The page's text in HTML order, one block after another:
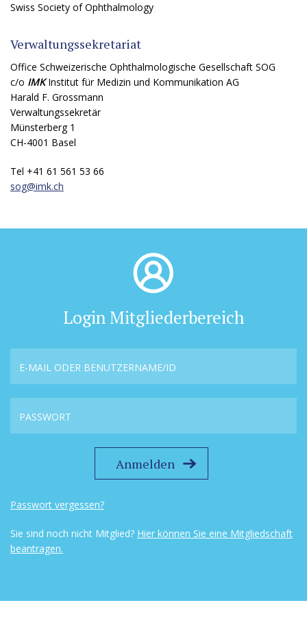
Swiss Society of Ophthalmology
Verwaltungssekretariat
Office Schweizerische Ophthalmologische Gesellschaft SOG
c/o IMKInstitut für Medizin und Kommunikation AG
Harald F. Grossmann
Verwaltungssekretär
Münsterberg 1
CH-4001 Basel
Tel +41 61 561 53 66
sog@imk.ch
Login Mitgliederbereich
Passwort vergessen?
Sie sind noch nicht Mitglied? Hier können Sie eine Mitgliedschaft
beantragen.